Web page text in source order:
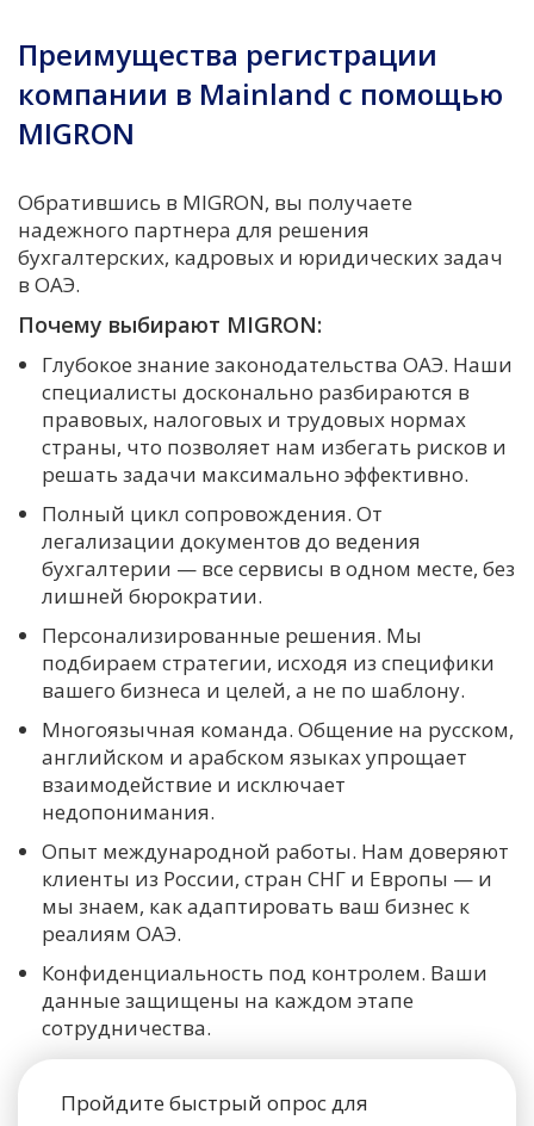
Преимущества регистрации
компании в Mainland с помощью
MIGRON
Обратившись в MIGRON, вы получаете
надежного партнера для решения
бухгалтерских, кадровых и юридических задач
в ОАЭ.
Почему выбирают MIGRON:
Глубокое знание законодательства ОАЭ. Наши
специалисты досконально разбираются в
правовых, налоговых и трудовых нормах
страны, что позволяет нам избегать рисков и
решать задачи максимально эффективно.
Полный цикл сопровождения. От
легализации документов до ведения
бухгалтерии — все сервисы в одном месте, без
лишней бюрократии.
Персонализированные решения. Мы
подбираем стратегии, исходя из специфики
вашего бизнеса и целей, а не по шаблону.
Многоязычная команда. Общение на русском,
английском и арабском языках упрощает
взаимодействие и исключает
недопонимания.
Опыт международной работы. Нам доверяют
клиенты из России, стран СНГ и Европы — и
мы знаем, как адаптировать ваш бизнес к
реалиям ОАЭ.
Конфиденциальность под контролем. Ваши
данные защищены на каждом этапе
сотрудничества.
Пройдите быстрый опрос для